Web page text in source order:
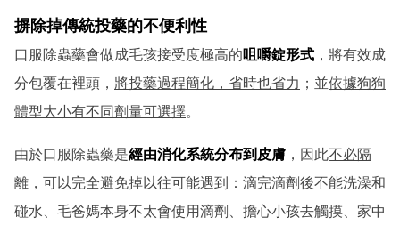
摒除掉傳統投藥的不便利性
口服除蟲藥會做成毛孩接受度極高的咀嚼錠形式 ，將有效成
分包覆在裡頭， 將投藥過程簡化，省時也省力 ；並依據狗狗
體型大小有不同劑量可選擇。
由於口服除蟲藥是經由消化系統分布到皮膚 ，因此不必隔
離 ，可以完全避免掉以往可能遇到：滴完滴劑後不能洗澡和
碰水、毛爸媽本身不太會使用滴劑、擔心小孩去觸摸、家中